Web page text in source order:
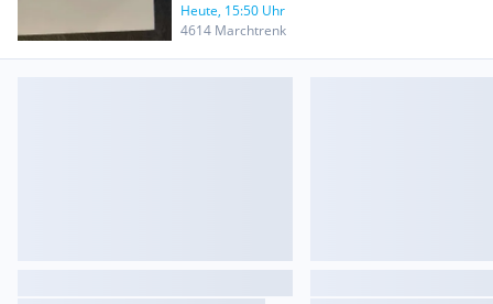
Heute, 15:50 Uhr
4614 Marchtrenk